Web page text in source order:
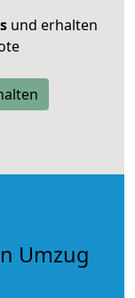
und erhalten
Umzug